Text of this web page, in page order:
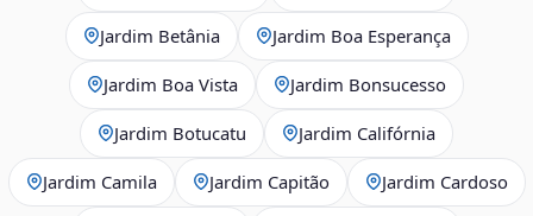
Jardim Betânia Jardim Boa Esperança
Jardim Boa Vista Jardim Bonsucesso
Jardim Botucatu Jardim Califórnia
Jardim Camila Jardim Capitão Jardim Cardoso